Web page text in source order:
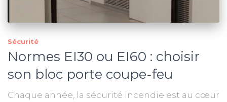
Sécurité
Normes EI30 ou EI60 : choisir
son bloc porte coupe-feu
Chaque année, la sécurité incendie est au cœur